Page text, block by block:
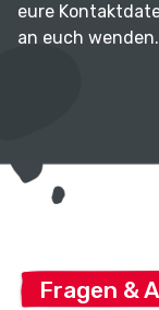
eure
an euch wenden.
Fragen &